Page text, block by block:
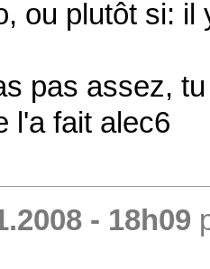
ou plutôt si:
pas assez,
l'a fait alec6
- 18h09